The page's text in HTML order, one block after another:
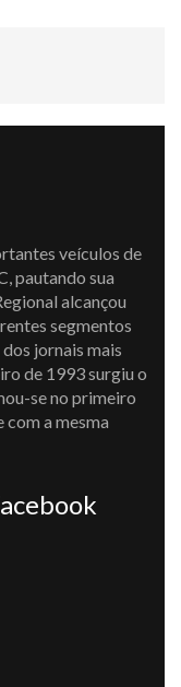
veículos de
pautando sua
alcançou
segmentos
jornais mais
de 1993 surgiu o
se no primeiro
a mesma